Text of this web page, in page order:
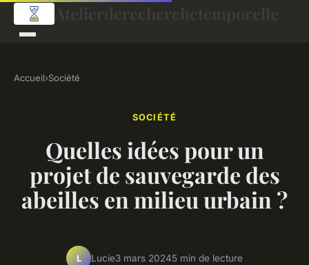
Accueil›Société
SOCIÉTÉ
Quelles idées pour un
projet de sauvegarde des
abeilles en milieu urbain ?
L Lucie3 mars 20245 min de lecture